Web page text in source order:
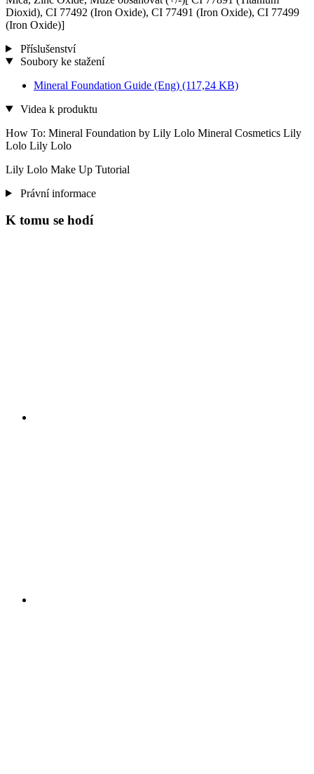
Dioxid), CI 77492 (Iron Oxide), CI 77491 (Iron Oxide), CI 77499
(Iron Oxide)]
Příslušenství
Soubory ke stažení
Mineral Foundation Guide (Eng) (117,24 KB)
Videa k produktu
How To: Mineral Foundation by Lily Lolo Mineral Cosmetics Lily
Lolo Lily Lolo
Lily Lolo Make Up Tutorial
Právní informace
K tomu se hodí